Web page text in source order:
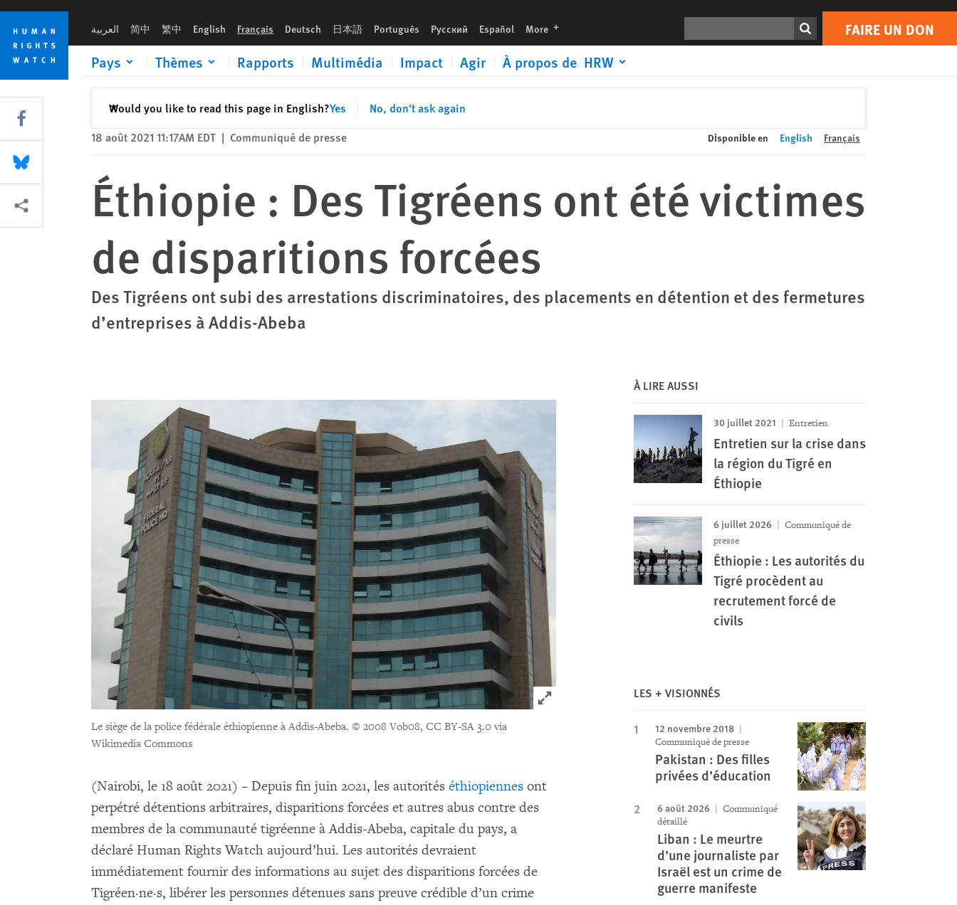
Skip
cookie
privacy
notice
Skip
main
content
العربية 简中 繁中 English Français Deutsch 日本語 Português Русский Español More languages FAIRE UN DON
Pays Thèmes Rapports Multimédia Impact Agir À propos de HRW
Would you like to read this page in English?Yes No, don't ask again
✕Fermer
Print FAIRE UN DON
18 août 2021 11:17AM EDT | Communiqué de presse Disponible en English Français
Éthiopie : Des Tigréens ont été victimes
de disparitions forcées
Des Tigréens ont subi des arrestations discriminatoires, des placements en détention et des fermetures
d’entreprises à Addis-Abeba
Click to expand Image
Le siège de la police fédérale éthiopienne à Addis-Abeba. © 2008 Vob08, CC BY-SA 3.0 via
Wikimedia Commons
(Nairobi, le 18 août 2021) – Depuis fin juin 2021, les autorités éthiopiennes ont
perpétré détentions arbitraires, disparitions forcées et autres abus contre des
membres de la communauté tigréenne à Addis-Abeba, capitale du pays, a
déclaré Human Rights Watch aujourd’hui. Les autorités devraient
immédiatement fournir des informations au sujet des disparitions forcées de
Tigréen·ne·s, libérer les personnes détenues sans preuve crédible d’un crime
À LIRE AUSSI
30 juillet 2021 Entretien
Entretien sur la crise dans
la région du Tigré en
Éthiopie
6 juillet 2026
Communiqué de
presse
Éthiopie : Les autorités du
Tigré procèdent au
recrutement forcé de
civils
LES + VISIONNÉS
12 novembre 2018
Communiqué de presse
Pakistan : Des filles
privées d’éducation
6 août 2026
Communiqué
détaillé
Liban : Le meurtre
d’une journaliste par
Israël est un crime de
guerre manifeste
Share this via Facebook
Share this via Bluesky
Share this via Partagez